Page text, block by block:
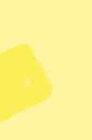
Hammarbysjöstad
Vill du dela
in en visning.